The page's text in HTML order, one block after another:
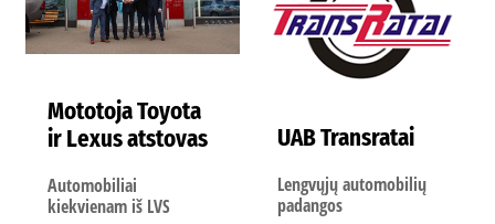
Mototoja Toyota
ir Lexus atstovas
Automobiliai
kiekvienam iš LVS
UAB Transratai
Lengvųjų automobilių
padangos